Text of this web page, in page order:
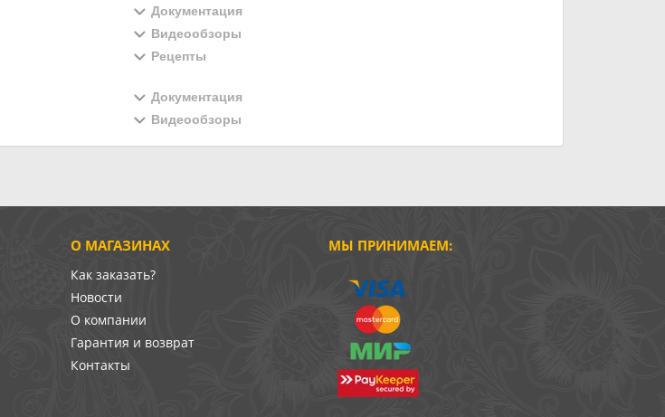
Документация
Видеообзоры
Рецепты
Документация
Видеообзоры
О МАГАЗИНАХ
Как заказать?
Новости
О компании
Гарантия и возврат
Контакты
МЫ ПРИНИМАЕМ: